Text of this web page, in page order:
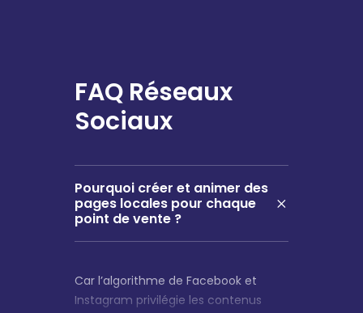
FAQ Réseaux
Sociaux
Pourquoi créer et animer des
pages locales pour chaque
point de vente ?
Car l’algorithme de Facebook et
Instagram privilégie les contenus